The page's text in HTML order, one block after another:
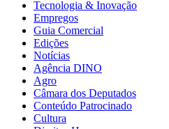
Tecnologia & Inovação
Empregos
Guia Comercial
Edições
Notícias
Agência DINO
Agro
Câmara dos Deputados
Conteúdo Patrocinado
Cultura